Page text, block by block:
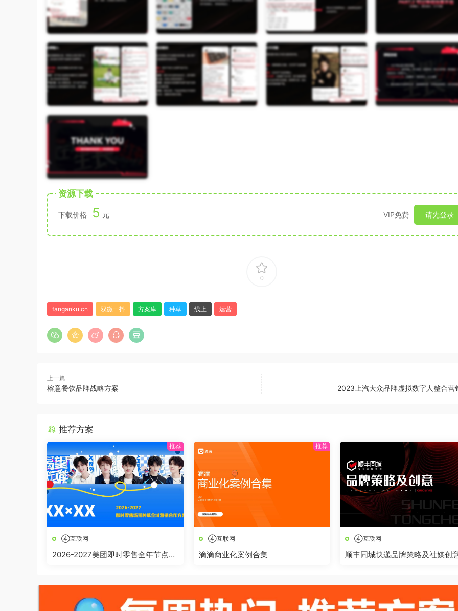
资源下载
下载价格 5 元 VIP免费 请先登录
0
fanganku.cn 双微一抖 方案库 种草 线上 运营
上一篇
榕意餐饮品牌战略方案 2023上汽大众品牌虚拟数字人整合营
推荐方案
④互联网
2026-2027美团即时零售全年节点全
④互联网
滴滴商业化案例合集
④互联网
顺丰同城快递品牌策略及社媒创